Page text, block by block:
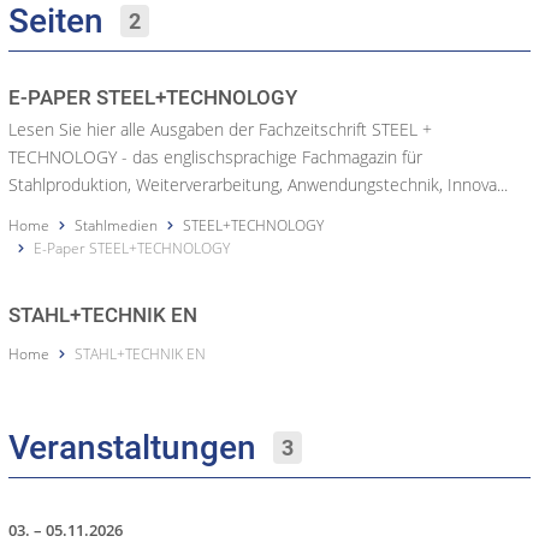
Seiten 2
E-PAPER STEEL+TECHNOLOGY
Lesen Sie hier alle Ausgaben der Fachzeitschrift STEEL +
TECHNOLOGY - das englischsprachige Fachmagazin für
Stahlproduktion, Weiterverarbeitung, Anwendungstechnik, Innova...
Home Stahlmedien
STEEL+TECHNOLOGY
E-Paper STEEL+TECHNOLOGY
STAHL+TECHNIK EN
Home STAHL+TECHNIK EN
Veranstaltungen 3
03. – 05.11.2026